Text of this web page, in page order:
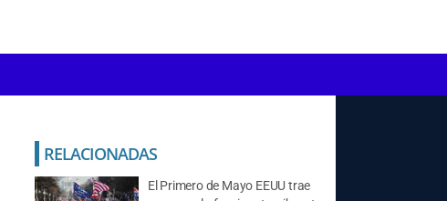
El Primero de Mayo EEUU trae
RELACIONADAS